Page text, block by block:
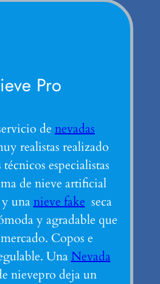
Pro
de nevadas
realistas realizado
especialistas
de nieve artificial
una nieve fake seca
y agradable que
Copos e
Una Nevada
nievepro deja un